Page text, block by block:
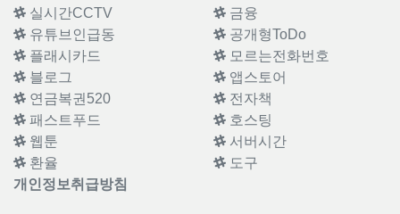
실시간CCTV
금융
유튜브인급동
공개형ToDo
플래시카드
모르는전화번호
블로그
앱스토어
연금복권520
전자책
패스트푸드
호스팅
웹툰
서버시간
환율
도구
개인정보취급방침